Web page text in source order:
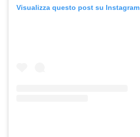
Visualizza questo post su Instagram